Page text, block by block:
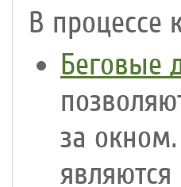
В процессе
Беговые
за